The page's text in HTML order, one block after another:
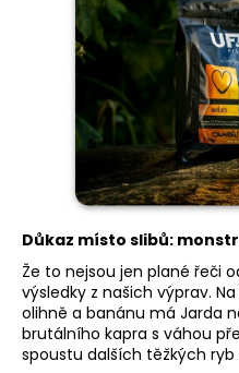
Důkaz místo slibů:
Že to nejsou jen plané řeči
výsledky z našich výprav.
olihně a banánu má Jarda
brutálního kapra s váhou
spoustu dalších těžkých ryb